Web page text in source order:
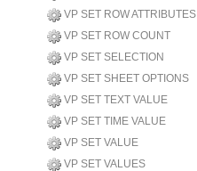
VP SET ROW ATTRIBUTES
VP SET ROW COUNT
VP SET SELECTION
VP SET SHEET OPTIONS
VP SET TEXT VALUE
VP SET TIME VALUE
VP SET VALUE
VP SET VALUES